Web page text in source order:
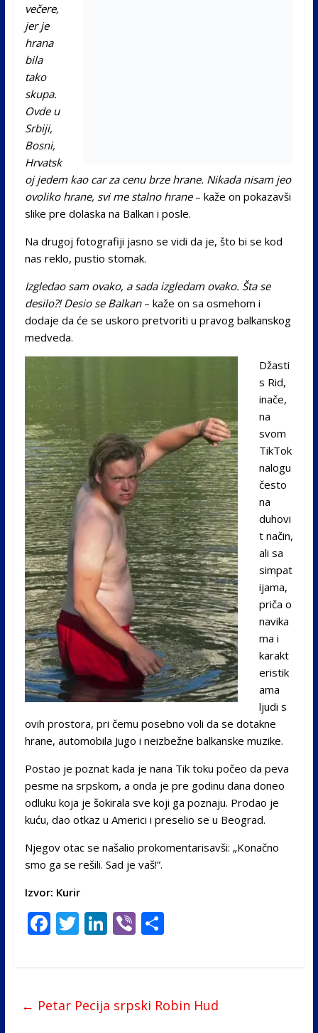
večere,
jer je
hrana
bila
tako
skupa.
Ovde u
Srbiji,
Bosni,
Hrvatsk
oj jedem kao car za cenu brze hrane. Nikada nisam jeo
ovoliko hrane, svi me stalno hrane – kaže on pokazavši
slike pre dolaska na Balkan i posle.
Na drugoj fotografiji jasno se vidi da je, što bi se kod
nas reklo, pustio stomak.
Izgledao sam ovako, a sada izgledam ovako. Šta se
desilo?! Desio se Balkan – kaže on sa osmehom i
dodaje da će se uskoro pretvoriti u pravog balkanskog
medveda.
Džasti
s Rid,
inače,
na
svom
TikTok
nalogu
često
na
duhovi
t način,
ali sa
simpat
ijama,
priča o
navika
ma i
karakt
eristik
ama
ljudi s
ovih prostora, pri čemu posebno voli da se dotakne
hrane, automobila Jugo i neizbežne balkanske muzike.
Postao je poznat kada je nana Tik toku počeo da peva
pesme na srpskom, a onda je pre godinu dana doneo
odluku koja je šokirala sve koji ga poznaju. Prodao je
kuću, dao otkaz u Americi i preselio se u Beograd.
Njegov otac se našalio prokomentarisavši: „Konačno
smo ga se rešili. Sad je vaš!”.
Izvor: Kurir
F
ac
o
T
w
Li
n
dI
Vi
b
S
← Petar Pecija srpski Robin Hud